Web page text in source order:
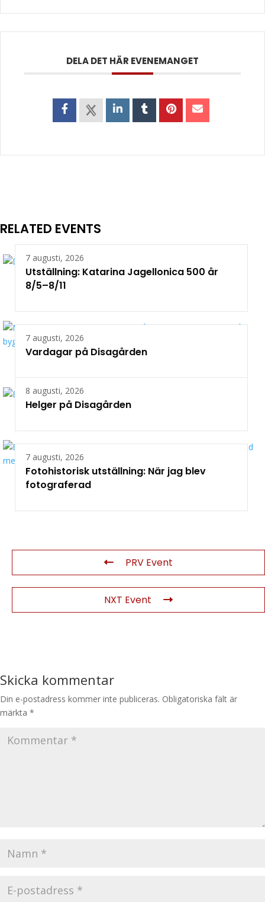
DELA DET HÄR EVENEMANGET
RELATED EVENTS
7 augusti, 2026
Utställning: Katarina Jagellonica 500 år
8/5–8/11
7 augusti, 2026
Vardagar på Disagården
8 augusti, 2026
Helger på Disagården
7 augusti, 2026
Fotohistorisk utställning: När jag blev
fotograferad
PRV Event
NXT Event
Skicka kommentar
Din e-postadress kommer inte publiceras. Obligatoriska fält är
märkta *